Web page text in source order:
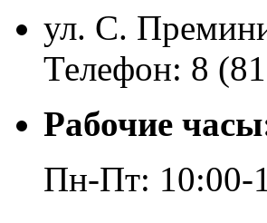
ул. С.
Телефон: 8
Рабочие
Пн-Пт: 10:00-